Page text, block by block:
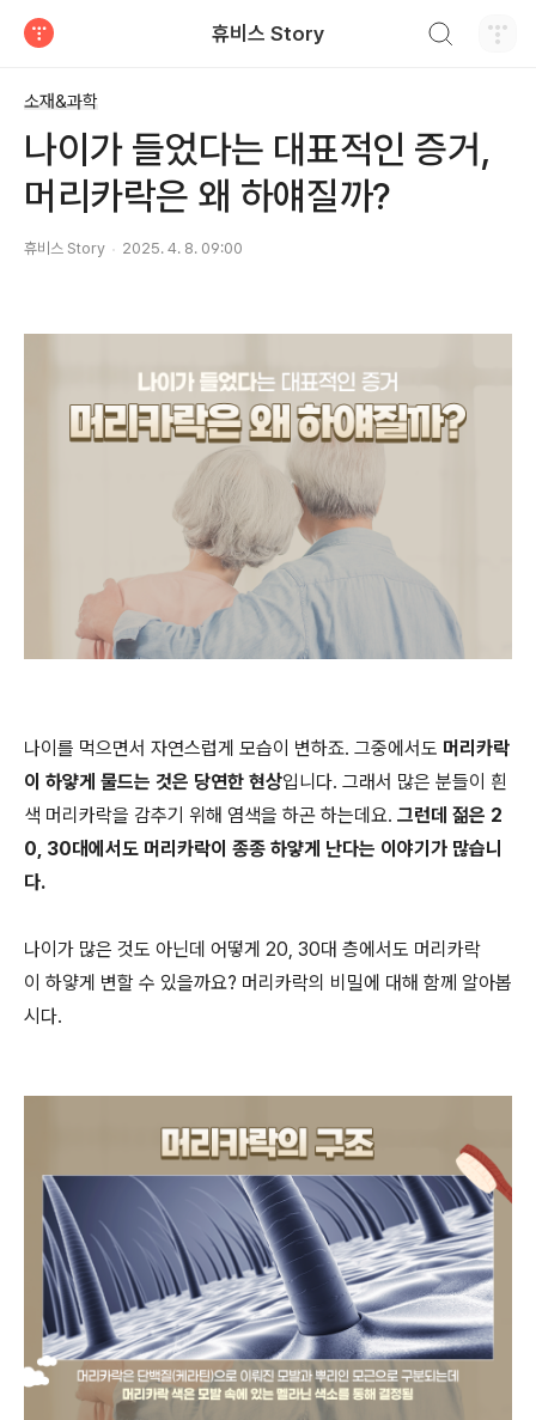
휴비스 Story
소재&과학
나이가 들었다는 대표적인 증거,
머리카락은 왜 하얘질까?
휴비스 Story 2025. 4. 8. 09:00
나이를 먹으면서 자연스럽게 모습이 변하죠. 그중에서도 머리카락
이 하얗게 물드는 것은 당연한 현상입니다. 그래서 많은 분들이 흰
색 머리카락을 감추기 위해 염색을 하곤 하는데요. 그런데 젊은 2
0, 30대에서도 머리카락이 종종 하얗게 난다는 이야기가 많습니
다.
나이가 많은 것도 아닌데 어떻게 20, 30대 층에서도 머리카락
이 하얗게 변할 수 있을까요? 머리카락의 비밀에 대해 함께 알아봅
시다.